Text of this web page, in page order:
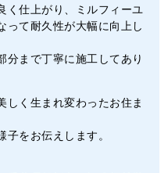
く仕上がり、ミルフィーユ
って耐久性が大幅に向上し
分まで丁寧に施工してあり
しく生まれ変わったお住ま
をお伝えします。